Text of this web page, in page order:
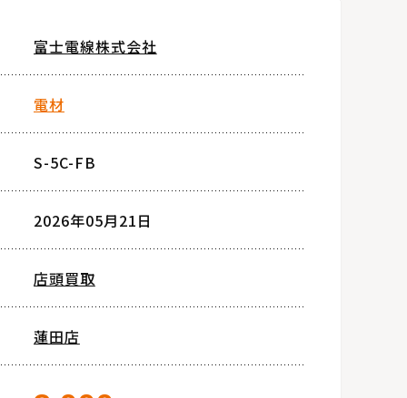
富士電線株式会社
電材
S-5C-FB
2026年05月21日
店頭買取
蓮田店